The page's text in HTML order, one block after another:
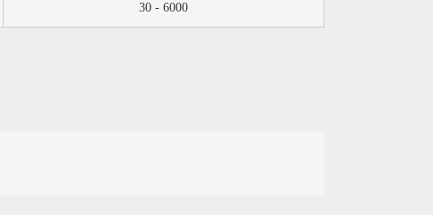
30 - 6000